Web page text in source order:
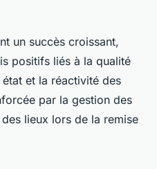
un succès croissant,
positifs liés à la qualité
et la réactivité des
par la gestion des
lieux lors de la remise